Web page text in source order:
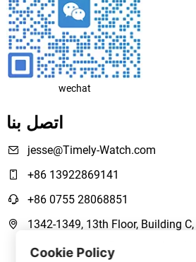
wechat
اتصل بنا
jesse@Timely-Watch.com
+86 13922869141
+86 0755 28068851
1342-1349, 13th Floor, Building
Park, Qingxiang Road,Longhua
Cookie Policy